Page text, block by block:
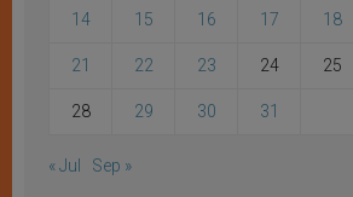
14 15 16 17 18
21 22 23 24 25
28 29 30 31
« Jul Sep »